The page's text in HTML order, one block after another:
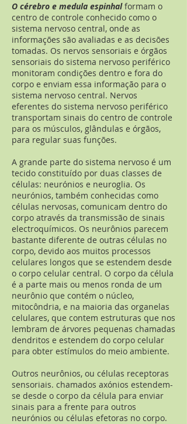
O cérebro e medula espinhalformam o
centro de controle conhecido como o
sistema nervoso central, onde as
informações são avaliadas e as decisões
tomadas. Os nervos sensoriais e órgãos
sensoriais do sistema nervoso periférico
monitoram condições dentro e fora do
corpo e enviam essa informação para o
sistema nervoso central. Nervos
eferentes do sistema nervoso periférico
transportam sinais do centro de controle
para os músculos, glândulas e órgãos,
para regular suas funções.
A grande parte do sistema nervoso é um
tecido constituído por duas classes de
células: neurónios e neuroglia. Os
neurónios, também conhecidas como
células nervosas, comunicam dentro do
corpo através da transmissão de sinais
electroquímicos. Os neurônios parecem
bastante diferente de outras células no
corpo, devido aos muitos processos
celulares longos que se estendem desde
o corpo celular central. O corpo da célula
é a parte mais ou menos ronda de um
neurônio que contém o núcleo,
mitocôndria, e na maioria das organelas
celulares, que contem estruturas que nos
lembram de árvores pequenas chamadas
dendritos e estendem do corpo celular
para obter estímulos do meio ambiente.
Outros neurônios, ou células receptoras
sensoriais. chamados axónios estendem-
se desde o corpo da célula para enviar
sinais para a frente para outros
neurónios ou células efetoras no corpo.